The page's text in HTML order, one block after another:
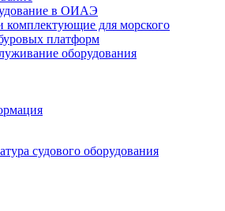
в ОИАЭ
комплектующие для морского
платформ
оборудования
судового оборудования